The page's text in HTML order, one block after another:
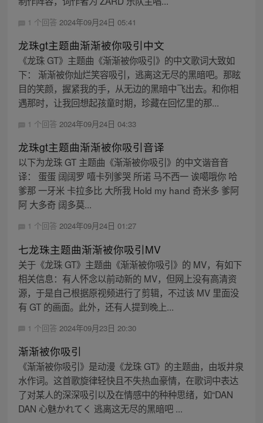
1 个回答 2024年09月24日 05:41
龙珠gt主题曲渐渐被你吸引中文
《龙珠 GT》主题曲《渐渐被你吸引》的中文歌词大致如
下： 渐渐被你灿烂笑容吸引，逃离这无尽的黑暗吧。那眩
目的笑颜，握紧我的手，从无边的黑暗中飞出去。和你相
遇那时，让我回想起孩童时期，珍藏在回忆里的那...
1 个回答 2024年09月24日 04:33
龙珠gt主题曲渐渐被你吸引音译
以下为龙珠 GT 主题曲《渐渐被你吸引》的中文谐音音
译： 蛋蛋 阔阔罗 嘻卡列爹哭 所诺 马不西一 诶噶哦你 哈
爹那 一牙米 卡拉多比 大所我 Hold my hand 奇米多 爹阿
阿 大多奇 阔多莫...
1 个回答 2024年09月24日 01:27
七龙珠主题曲渐渐被你吸引MV
关于《龙珠 GT》主题曲《渐渐被你吸引》的 MV，有如下
相关信息：有人怀念以前动新的 MV，但网上没有高清资
源，于是自己根据原视频进行了剪辑，不过该 MV 里面没
有 GT 的画面。此外，还有人提到晚上...
1 个回答 2024年09月23日 20:30
渐渐被你吸引
《渐渐被你吸引》是动漫《龙珠 GT》的主题曲，由坂井泉
水作词。这首歌旋律轻快且不失热血豪情，在歌词中表达
了对某人的深深吸引以及在情感中的种种思绪，如“DAN
DAN 心魅かれてく 逃离这无尽的黑暗吧 ...